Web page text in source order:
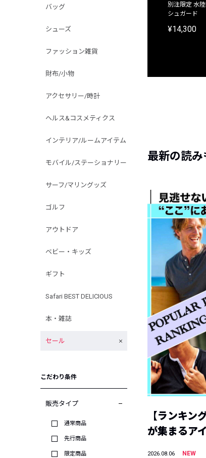
バッグ
シューズ
ファッション雑貨
財布/小物
アクセサリー/時計
ヘルス&コスメティクス
インテリア/ルームアイテム
モバイル/ステーショナリー
サーフ/マリングッズ
ゴルフ
アウトドア
ベビー・キッズ
ギフト
Safari BEST DELICIOUS
本・雑誌
セール
こだわり条件
販売タイプ
通常商品
先行商品
限定商品
別注限定 ピグメントダイ バックプリント サーフ
別注限定 水
シュガード
¥14,300
最新の読み
【ランキン
が集まるア
2026.08.06
NEW